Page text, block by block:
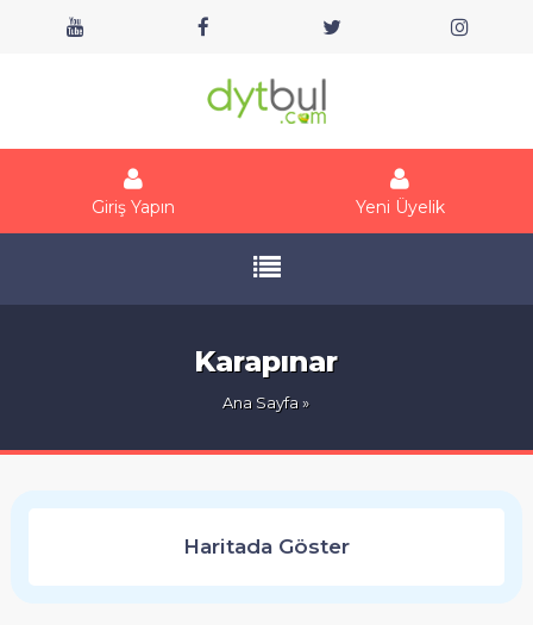
Giriş Yapın Yeni Üyelik
Karapınar
Ana Sayfa»
Haritada Göster